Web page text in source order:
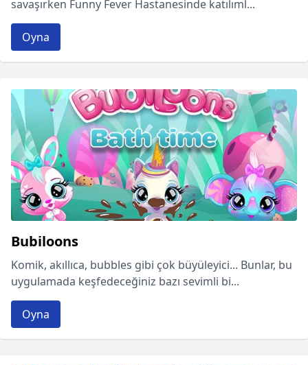
savaşırken Funny Fever Hastanesinde katılıml...
Oyna
Bubiloons
Komik, akıllıca, bubbles gibi çok büyüleyici... Bunlar, bu
uygulamada keşfedeceğiniz bazı sevimli bi...
Oyna